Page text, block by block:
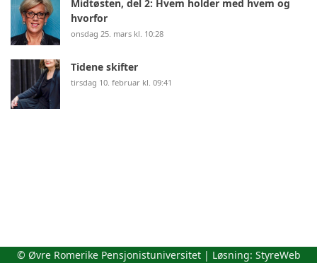
Midtøsten, del 2: Hvem holder med hvem og
hvorfor
onsdag 25. mars kl. 10:28
Tidene skifter
tirsdag 10. februar kl. 09:41
© Øvre Romerike Pensjonistuniversitet | Løsning: StyreWeb